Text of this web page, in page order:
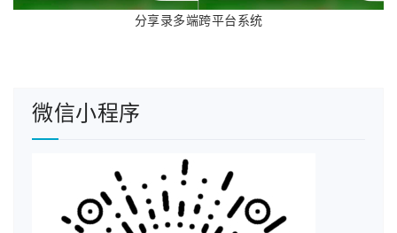
分享录多端跨平台系统
微信小程序